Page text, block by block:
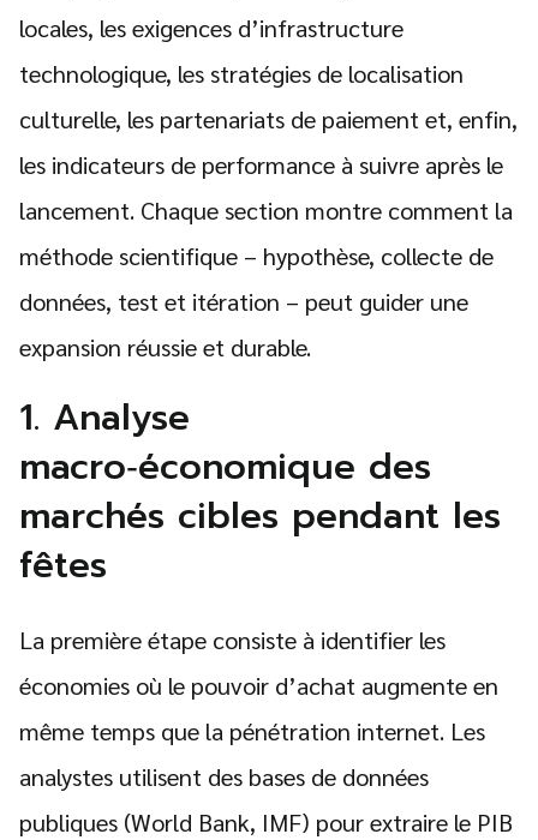
locales, les exigences d’infrastructure
technologique, les stratégies de localisation
culturelle, les partenariats de paiement et, enfin,
les indicateurs de performance à suivre après le
lancement. Chaque section montre comment la
méthode scientifique – hypothèse, collecte de
données, test et itération – peut guider une
expansion réussie et durable.
1. Analyse
macro‑économique des
marchés cibles pendant les
fêtes
La première étape consiste à identifier les
économies où le pouvoir d’achat augmente en
même temps que la pénétration internet. Les
analystes utilisent des bases de données
publiques (World Bank, IMF) pour extraire le PIB